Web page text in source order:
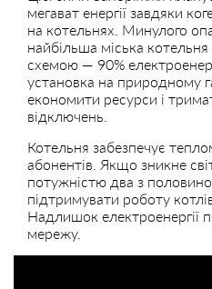
мегават енергії завдяки
на котельнях. Минулого
найбільша міська
схемою — 90%
установка на природному
економити ресурси і
відключень.
Котельня забезпечує
абонентів. Якщо зникне
потужністю два з
підтримувати роботу
Надлишок електроенергії
мережу.